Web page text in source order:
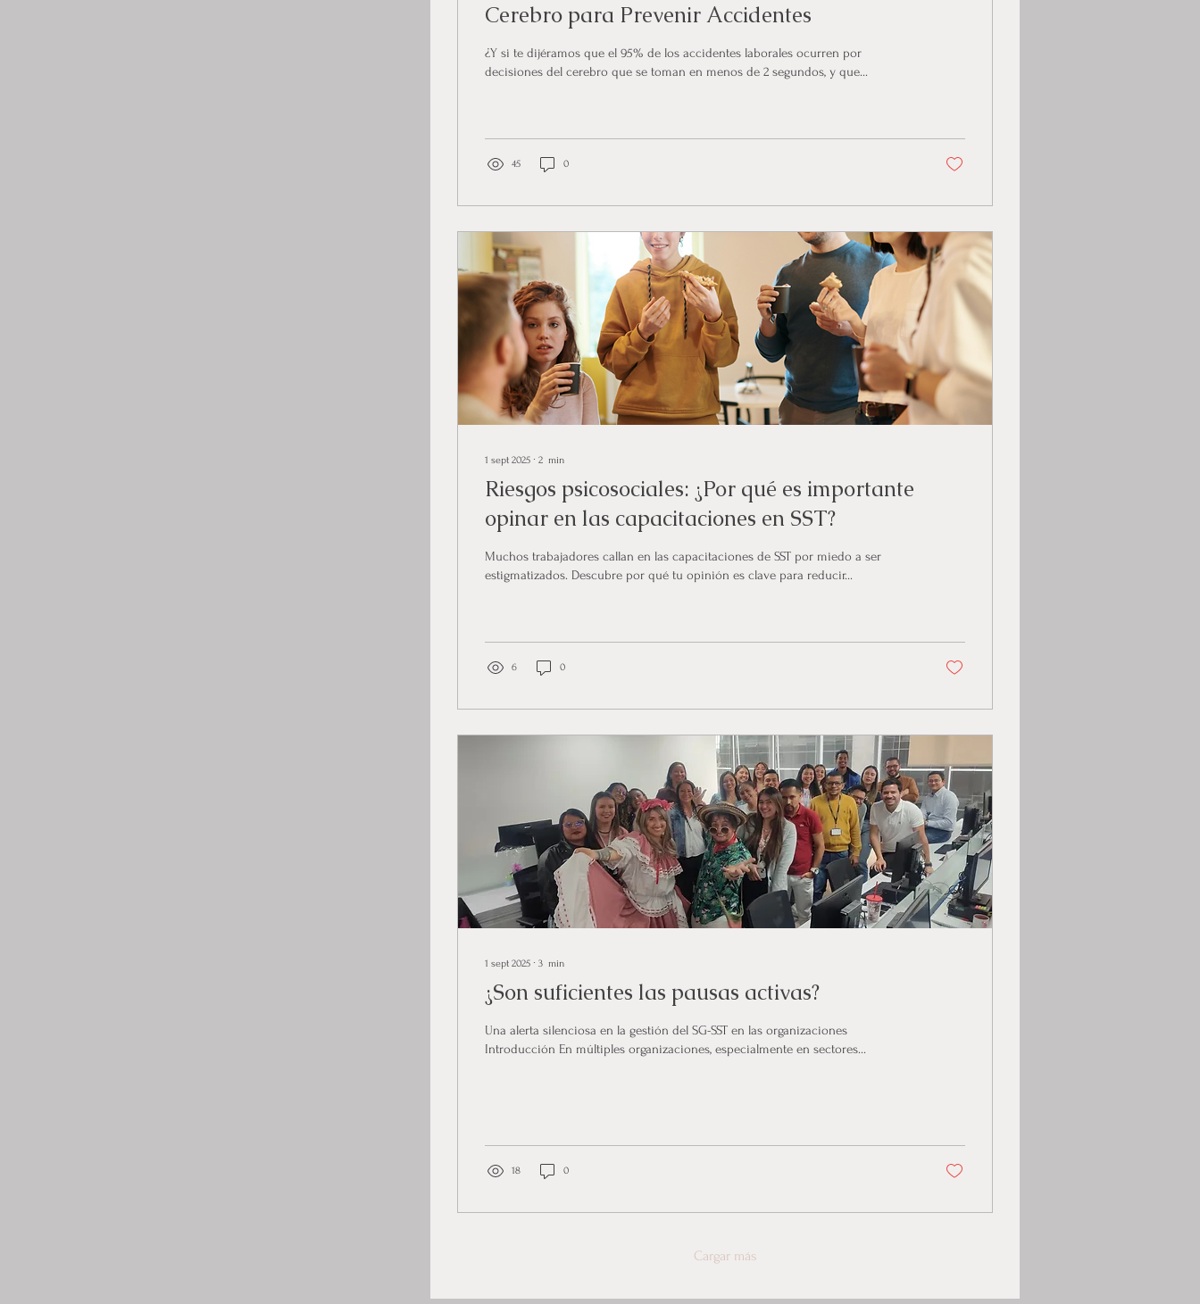
Cerebro para Prevenir Accidentes
¿Y si te dijéramos que el 95% de los accidentes laborales ocurren por
decisiones del cerebro que se toman en menos de 2 segundos, y que...
45 0
1 sept 2025 ∙ 2 min
Riesgos psicosociales: ¿Por qué es importante
opinar en las capacitaciones en SST?
Muchos trabajadores callan en las capacitaciones de SST por miedo a ser
estigmatizados. Descubre por qué tu opinión es clave para reducir...
6 0
1 sept 2025 ∙ 3 min
¿Son suficientes las pausas activas?
Una alerta silenciosa en la gestión del SG-SST en las organizaciones
Introducción En múltiples organizaciones, especialmente en sectores...
18 0
Cargar más